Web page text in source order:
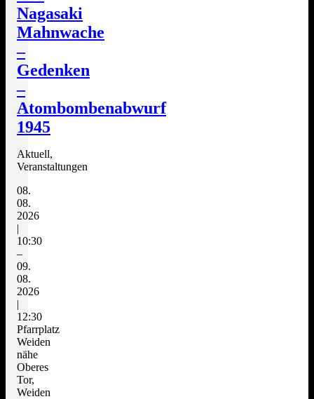
Nagasaki
Mahnwache
–
Gedenken
–
Atombombenabwurf
1945
Aktuell,
Veranstaltungen
08.
08.
2026
|
10:30
–
09.
08.
2026
|
12:30
Pfarrplatz
Weiden
nähe
Oberes
Tor,
Weiden